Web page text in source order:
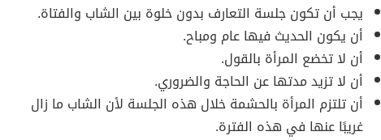
يجب أن تكون جلسة التعارف بدون خلوة بين الشاب والفتاة.
أن يكون الحديث فيها عام ومباح.
أن لا تخضع المرأة بالقول.
أن لا تزيد مدتها عن الحاجة والضروري.
أن تلتزم المرأة بالحشمة خلال هذه الجلسة لأن الشاب ما زال
غريبًا عنها في هذه الفترة.